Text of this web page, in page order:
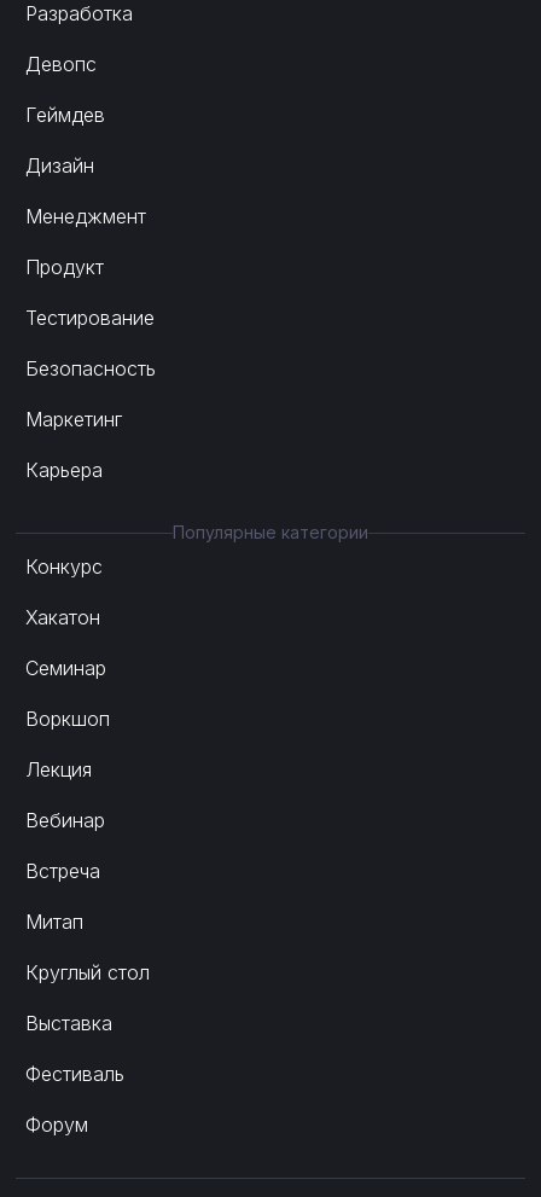
Разработка
Девопс
Геймдев
Дизайн
Менеджмент
Продукт
Тестирование
Безопасность
Маркетинг
Карьера
Популярные категории
Конкурс
Хакатон
Семинар
Воркшоп
Лекция
Вебинар
Встреча
Митап
Круглый стол
Выставка
Фестиваль
Форум